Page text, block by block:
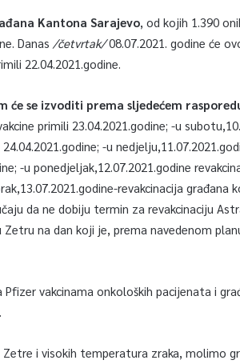
Kantona Sarajevo, od kojih 1.390
Danas /četvrtak/08.07.2021. godine će
22.04.2021.godine.
će se izvoditi prema sljedećem
primili 23.04.2021.godine; -u
-u
-u ponedjeljak,12.07.2021.godine
revakcinacija građana
da ne dobiju termin za revakcinaciju
na dan koji je, prema navedenom
vakcinama onkoloških pacijenata i
Zetre i visokih temperatura zraka, molimo